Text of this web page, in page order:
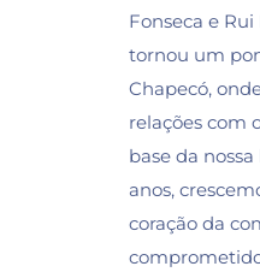
Fonseca e
tornou um
Chapecó,
relações com
base da
anos,
coração da